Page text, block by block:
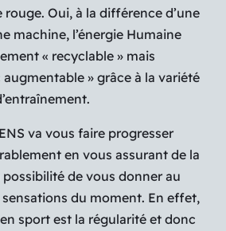
rouge. Oui, à la différence d’une
machine, l’énergie Humaine
« recyclable » mais
augmentable » grâce à la variété
va vous faire progresser
en vous assurant de la
de vous donner au
du moment. En effet,
sport est la régularité et donc